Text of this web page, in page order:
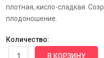
плотная, кисло-сладкая.
плодоношение.
Количество: